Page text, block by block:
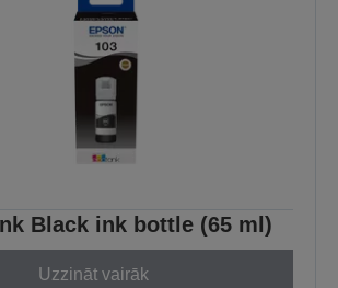
Black ink bottle (65 ml)
Uzzināt vairāk